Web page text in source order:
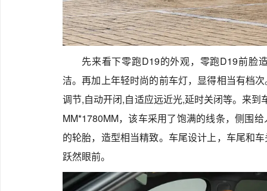
先来看下零跑D19的外观，零跑D19前脸
洁。再加上年轻时尚的前车灯，显得相当有档
调节,自动开闭,自适应远近光,延时关闭等。来
MM*1780MM，该车采用了饱满的线条，侧围
的轮胎，造型相当精致。车尾设计上，车尾和
跃然眼前。